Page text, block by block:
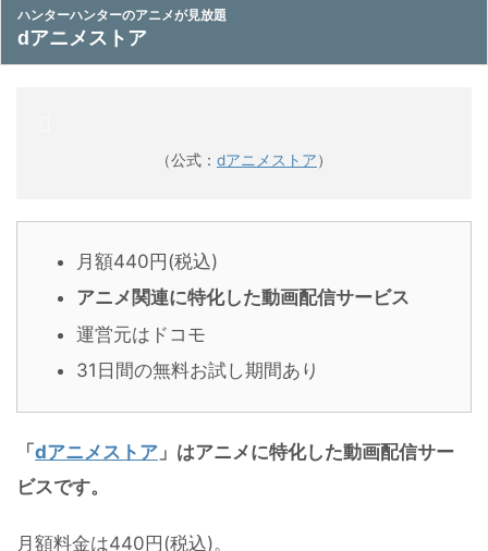
ハンターハンターのアニメが見放題
dアニメストア
（公式： dアニメストア）
月額440円(税込)
アニメ関連に特化した動画配信サービス
運営元はドコモ
31日間の無料お試し期間あり
「dアニメストア 」はアニメに特化した動画配信サー
ビスです。
月額料金は440円(税込)。